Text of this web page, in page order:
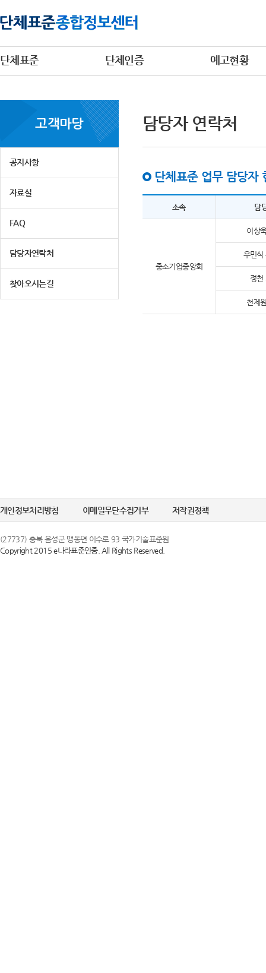
단체표준 단체인증 예고현황
고객마당
공지사항
자료실
FAQ
담당자연락처
찾아오시는길
담당자 연락처
단체표준 업무 담당자
소속 담
중소기업중앙회
이상
우민식
정천
천제
개인정보처리방침 이메일무단수집거부 저작권정책
(27737) 충북 음성군 맹동면 이수로 93 국가기술표준원
Copyright 2015 e나라표준인증. All Rights Reserved.